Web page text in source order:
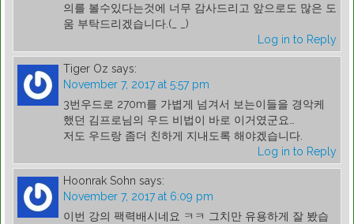
의를 볼수있다는것에 너무 감사드리고 앞으로도 많은 도
움 부탁드리겠습니다.(_ _)
Log in to Reply
Tiger Oz says:
November 7, 2017 at 5:57 pm
3번우드로 270m를 가볍게 넘겨서 보는이들을 경악케
했던 김프로님의 우드 비법이 바로 이거였군요…
저도 우드랑 좀더 친하게 지내도록 해야겠습니다.
Log in to Reply
Hoonrak Sohn says:
November 7, 2017 at 6:09 pm
이번 강의 팩력배시네요 ㅋㅋ 그치만 유용하게 잘 봤습